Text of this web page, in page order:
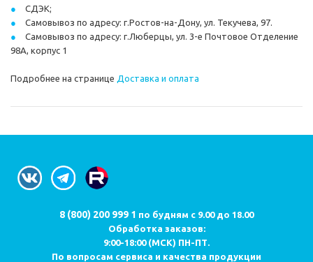
СДЭК;
Самовывоз по адресу: г.Ростов-на-Дону, ул. Текучева, 97.
Самовывоз по адресу: г.Люберцы, ул. 3-е Почтовое Отделение
98А, корпус 1
Подробнее на странице Доставка и оплата
8 (800) 200 999 1 по будням с 9.00 до 18.00
Обработка заказов:
9:00-18:00 (МСК) ПН-ПТ.
По вопросам сервиса и качества продукции